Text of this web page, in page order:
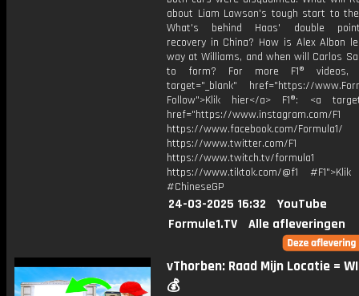
about Liam Lawson's tough start to
What's behind Haas' double
recovery in China? How is Alex Albon
way at Williams, and when will Carlos
to form? For more F1® videos,
target="_blank" href="https://
Follow">Klik hier</a> F1®: <a
href="https://www.instagram.com/F1
https://www.facebook.com/Formula1/
https://www.twitter.com/F1
https://www.twitch.tv/formula1
https://www.tiktok.com/@f1
#ChineseGP
24-03-2025 16:32
YouTube
Formule1.TV
Alle afleveringen
vThorben: Raad Mijn Locatie =
💰